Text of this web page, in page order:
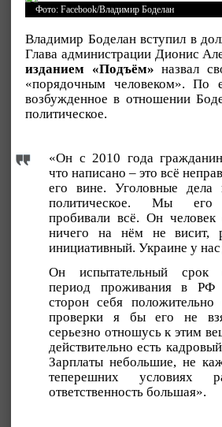
Фото: Facebook/Владимир Боделан
Владимир Боделан вступил в
Глава администрации Дионис
изданием «Подъём» назвал
«порядочным человеком». По
возбужденное в отношении
политическое.
«Он с 2010 года
что написано – это всё
его вине. Уголовные
политическое. Мы его
пробивали всё. Он человек
ничего на нём не висит,
инициативный. Украине у нас
Он испытательный срок
период проживания в
сторон себя положительно
проверки я бы его не
серьезно отношусь к этим
действительно есть
Зарплаты небольшие, не
теперешних условиях
ответственность большая».